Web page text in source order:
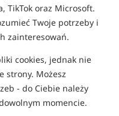
TikTok oraz Microsoft.
Twoje potrzeby i
zainteresowań.
cookies, jednak nie
strony. Możesz
- do Ciebie należy
momencie.